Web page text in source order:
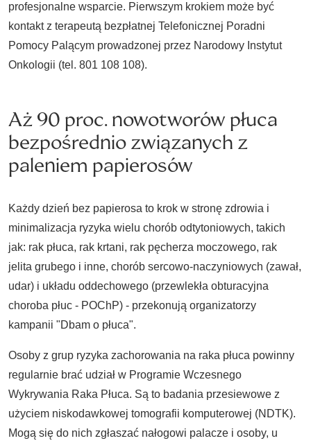
profesjonalne wsparcie. Pierwszym krokiem może być
kontakt z terapeutą bezpłatnej Telefonicznej Poradni
Pomocy Palącym prowadzonej przez Narodowy Instytut
Onkologii (tel. 801 108 108).
Aż 90 proc. nowotworów płuca
bezpośrednio związanych z
paleniem papierosów
Każdy dzień bez papierosa to krok w stronę zdrowia i
minimalizacja ryzyka wielu chorób odtytoniowych, takich
jak: rak płuca, rak krtani, rak pęcherza moczowego, rak
jelita grubego i inne, chorób sercowo-naczyniowych (zawał,
udar) i układu oddechowego (przewlekła obturacyjna
choroba płuc - POChP) - przekonują organizatorzy
kampanii "Dbam o płuca".
Osoby z grup ryzyka zachorowania na raka płuca powinny
regularnie brać udział w Programie Wczesnego
Wykrywania Raka Płuca. Są to badania przesiewowe z
użyciem niskodawkowej tomografii komputerowej (NDTK).
Mogą się do nich zgłaszać nałogowi palacze i osoby, u